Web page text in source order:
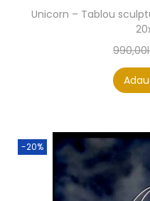
Unicorn – Tablou
990,00
-20%